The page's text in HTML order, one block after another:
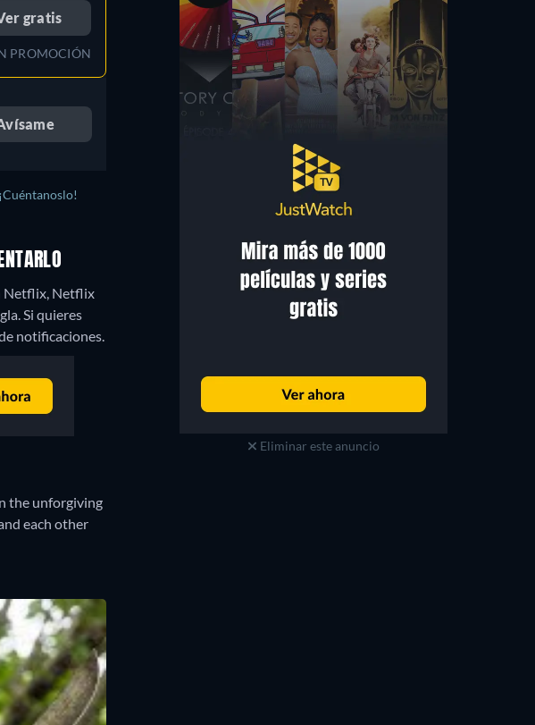
gratis
PROMOCIÓN
Netflix, Netflix
Si quieres
notificaciones.
the unforgiving
each other
Eliminar este anuncio